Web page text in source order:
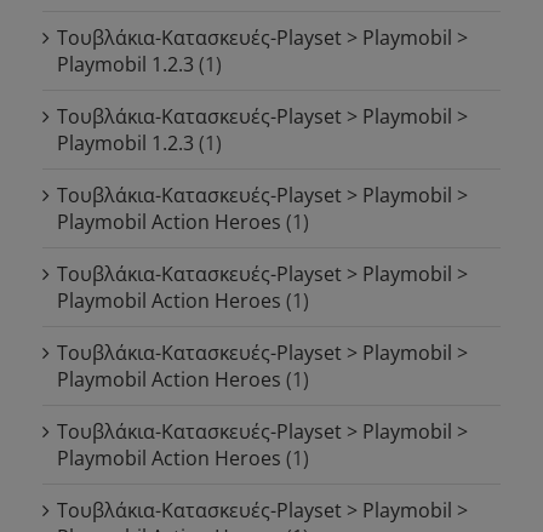
Τουβλάκια-Κατασκευές-Playset > Playmobil >
Playmobil 1.2.3 (1)
Τουβλάκια-Κατασκευές-Playset > Playmobil >
Playmobil 1.2.3 (1)
Τουβλάκια-Κατασκευές-Playset > Playmobil >
Playmobil Action Heroes (1)
Τουβλάκια-Κατασκευές-Playset > Playmobil >
Playmobil Action Heroes (1)
Τουβλάκια-Κατασκευές-Playset > Playmobil >
Playmobil Action Heroes (1)
Τουβλάκια-Κατασκευές-Playset > Playmobil >
Playmobil Action Heroes (1)
Τουβλάκια-Κατασκευές-Playset > Playmobil >